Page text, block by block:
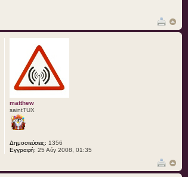
matthew
saintTUX
Δημοσιεύσεις: 1356
Εγγραφή: 25 Αύγ 2008, 01:35